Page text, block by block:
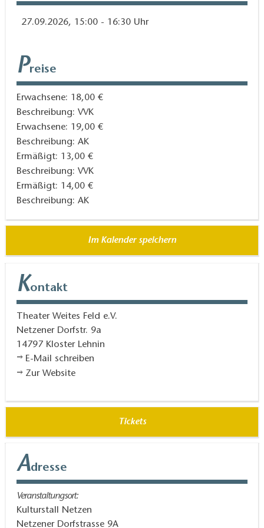
Ein Projekt im Rahmen von »Von hier aus Zukunft –
Kulturland Brandenburg 2026/2027«.
Kulturland Brandenburg 2026/2027 wird gefördert
mit Mitteln des Landes Brandenburg.
Mit freundlicher Unterstützung der
brandenburgischen Sparkassen.
27.09.2026, 15:00 - 16:30 Uhr
Preise
Erwachsene: 18,00 €
Beschreibung: VVK
Erwachsene: 19,00 €
Beschreibung: AK
Ermäßigt: 13,00 €
Beschreibung: VVK
Ermäßigt: 14,00 €
Beschreibung: AK
Im Kalender speichern
Kontakt
Theater Weites Feld e.V.
Netzener Dorfstr. 9a
14797 Kloster Lehnin
E-Mail schreiben
Zur Website
Tickets
Adresse
Veranstaltungsort:
Kulturstall Netzen
Netzener Dorfstrasse 9A